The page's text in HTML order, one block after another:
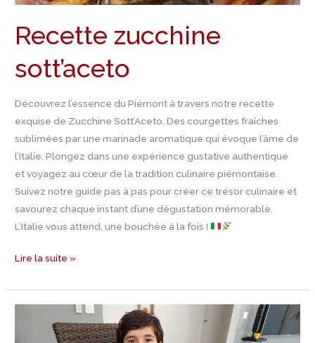
Recette zucchine
sott’aceto
Découvrez l’essence du Piémont à travers notre recette
exquise de Zucchine Sott’Aceto. Des courgettes fraîches
sublimées par une marinade aromatique qui évoque l’âme de
l’Italie. Plongez dans une expérience gustative authentique
et voyagez au cœur de la tradition culinaire piémontaise.
Suivez notre guide pas à pas pour créer ce trésor culinaire et
savourez chaque instant d’une dégustation mémorable.
L’Italie vous attend, une bouchée à la fois !
Lire la suite »
Courgettes